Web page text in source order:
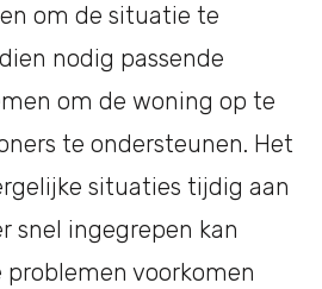
om de situatie te
nodig passende
om de woning op te
te ondersteunen. Het
situaties tijdig aan
snel ingegrepen kan
voorkomen